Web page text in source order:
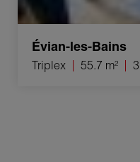
Évian-les-Bains
Triplex 55.7 m²